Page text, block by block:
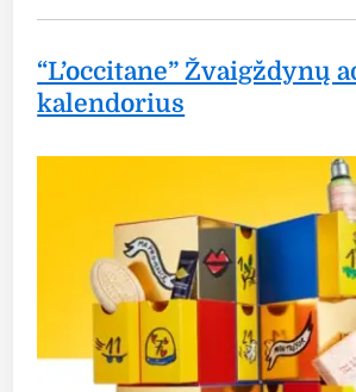
“L’occitane” Žvaigždynų
kalendorius